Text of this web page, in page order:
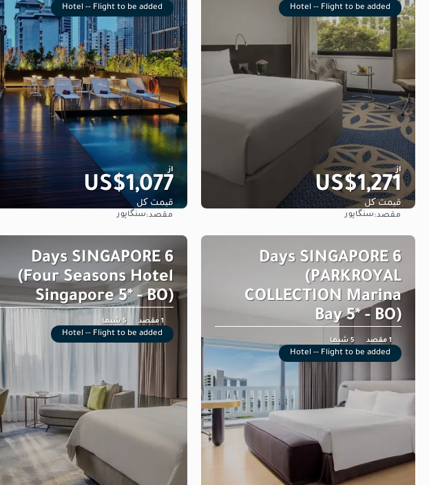
Hotel -- Flight to be added
از
US$1,271
قیمت کل
مقصد:سنگاپور
Hotel -- Flight to be added
از
US$1,077
قیمت کل
مقصد:سنگاپور
6 Days SINGAPORE
(PARKROYAL
COLLECTION Marina
Bay 5* - BO)
1 مقصد 5 شبها
Hotel -- Flight to be added
6 Days SINGAPORE
(Four Seasons Hotel
Singapore 5* - BO)
1 مقصد 5 شبها
Hotel -- Flight to be added